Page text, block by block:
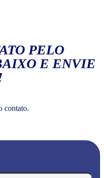
PELO
E ENVIE
contato.